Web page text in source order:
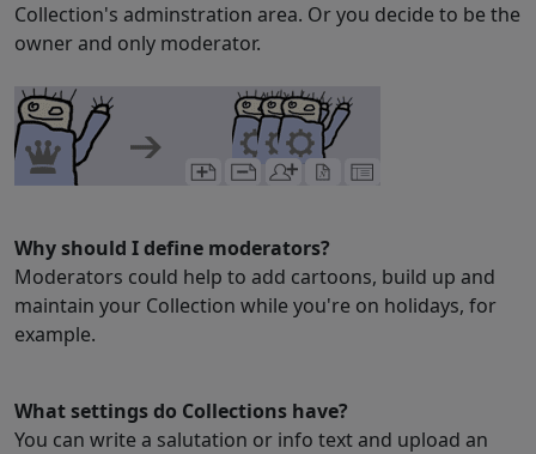
Collection's adminstration area. Or you decide to be the
owner and only moderator.
Why should I define moderators?
Moderators could help to add cartoons, build up and
maintain your Collection while you're on holidays, for
example.
What settings do Collections have?
You can write a salutation or info text and upload an